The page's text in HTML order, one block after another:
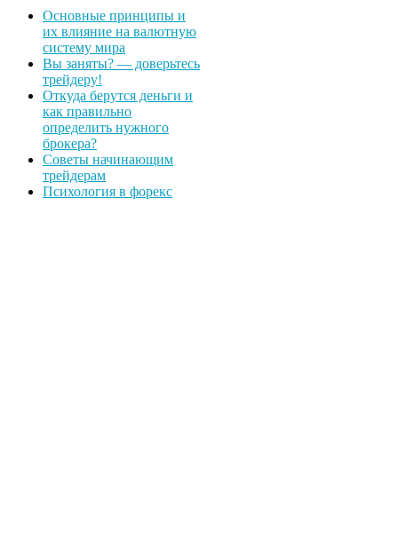
Основные принципы и
их влияние на валютную
систему мира
Вы заняты? — доверьтесь
трейдеру!
Откуда берутся деньги и
как правильно
определить нужного
брокера?
Советы начинающим
трейдерам
Психология в форекс